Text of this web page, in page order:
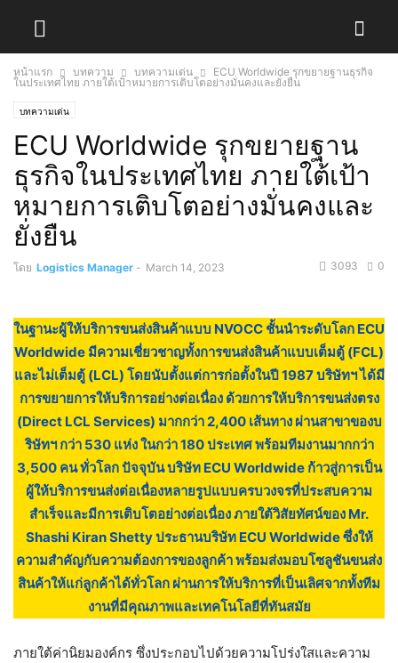
หน้าแรก บทความ บทความเด่น
ECU Worldwide รุกขยายฐานธุรกิจ
ในประเทศไทย ภายใต้เป้าหมายการเติบโตอย่างมั่นคงและยั่งยืน
บทความเด่น
ECU Worldwide รุกขยายฐาน
ธุรกิจในประเทศไทย ภายใต้เป้า
หมายการเติบโตอย่างมั่นคงและ
ยั่งยืน
โดย Logistics Manager - March 14, 2023 0
3093
ในฐานะผู้ให้บริการขนส่งสินค้าแบบ NVOCC ชั้นนำระดับโลก ECU
Worldwide มีความเชี่ยวชาญทั้งการขนส่งสินค้าแบบเต็มตู้ (FCL)
และไม่เต็มตู้ (LCL) โดยนับตั้งแต่การก่อตั้งในปี 1987 บริษัทฯ ได้มี
การขยายการให้บริการอย่างต่อเนื่อง ด้วยการให้บริการขนส่งตรง
(Direct LCL Services) มากกว่า 2,400 เส้นทาง ผ่านสาขาของบ
ริษัทฯ กว่า 530 แห่ง ในกว่า 180 ประเทศ พร้อมทีมงานมากกว่า
3,500 คน ทั่วโลก ปัจจุบัน บริษัท ECU Worldwide ก้าวสู่การเป็น
ผู้ให้บริการขนส่งต่อเนื่องหลายรูปแบบครบวงจรที่ประสบความ
สำเร็จและมีการเติบโตอย่างต่อเนื่อง ภายใต้วิสัยทัศน์ของ Mr.
Shashi Kiran Shetty ประธานบริษัท ECU Worldwide ซึ่งให้
ความสำคัญกับความต้องการของลูกค้า พร้อมส่งมอบโซลูชันขนส่ง
สินค้าให้แก่ลูกค้าได้ทั่วโลก ผ่านการให้บริการที่เป็นเลิศจากทั้งทีม
งานที่มีคุณภาพและเทคโนโลยีที่ทันสมัย
ภายใต้ค่านิยมองค์กร ซึ่งประกอบไปด้วยความโปร่งใสและความ